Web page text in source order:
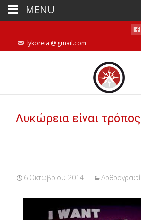
lykoreia @ gmail.com
Λυκώρεια είναι τρόπος
6 Οκτωβρίου 2014
MENU